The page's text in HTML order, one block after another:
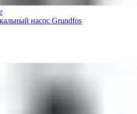
насос Grundfos